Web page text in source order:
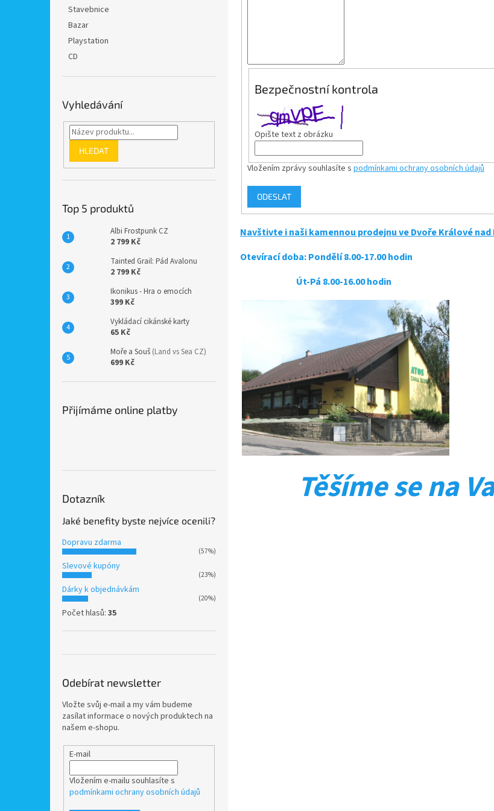
Stavebnice
Bazar
Playstation
CD
Vyhledávání
HLEDAT
Top 5 produktů
Albi Frostpunk CZ
2 799 Kč
Tainted Grail: Pád Avalonu
2 799 Kč
Ikonikus - Hra o emocích
399 Kč
Vykládací cikánské karty
65 Kč
Moře a Souš (Land vs Sea CZ)
699 Kč
Přijímáme online platby
Dotazník
Jaké benefity byste nejvíce ocenili?
Dopravu zdarma
(57%)
Slevové kupóny
(23%)
Dárky k objednávkám
(20%)
Počet hlasů: 35
Odebírat newsletter
Vložte svůj e-mail a my vám budeme
zasílat informace o nových produktech na
našem e-shopu.
E-mail
Vložením e-mailu souhlasíte s
podmínkami ochrany osobních údajů
Bezpečnostní kontrola
Opište text z obrázku
Vložením zprávy souhlasíte s podmínkami ochrany osobních údajů
ODESLAT
Navštivte i naši kamennou prodejnu ve Dvoře Králové nad
Otevírací doba: Pondělí 8.00-17.00 hodin
Út-Pá 8.00-16.00 hodin
Těšíme se na